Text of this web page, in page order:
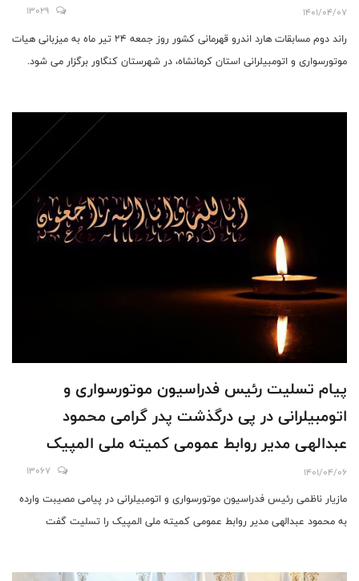
1401/04/07
13029
راند دوم مسابقات هارد اندرو قهرمانی کشور روز جمعه ۲۴ تیر ماه به میزبانی هیات
موتورسواری و اتومبیلرانی استان کرمانشاه، در شهرستان کنگاور برگزار می شود.
پیام تسلیت رئیس فدراسیون موتورسواری و
اتومبیلرانی در پی درگذشت پدر گرامی محمود
عبدالهی مدیر روابط عمومی کمیته ملی المپیک
1401/04/06
13067
مازیار ناظمی رئیس فدراسیون موتورسواری و اتومبیلرانی در پیامی مصیبت وارده
به محمود عبدالهی مدیر روابط عمومی کمیته ملی المپیک را تسلیت گفت